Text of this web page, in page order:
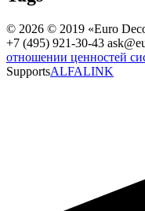
© 2026 © 2019 «Euro
+7 (495) 921-30-43
отношении ценностей
SupportsALFALINK